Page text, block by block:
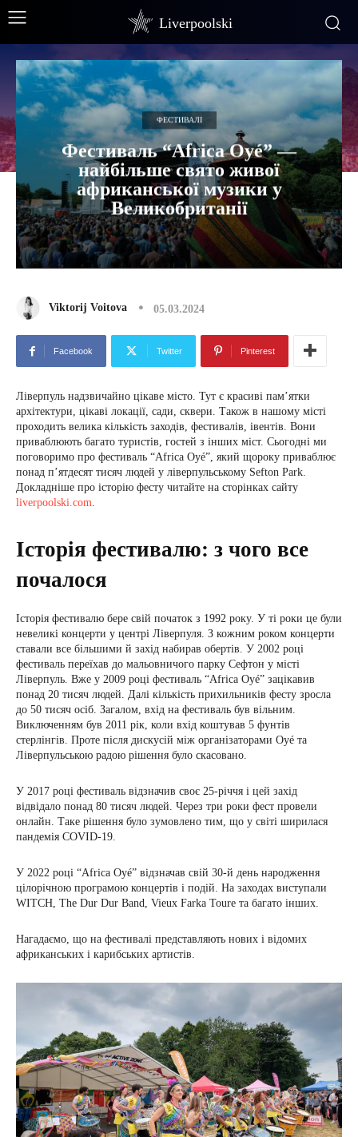
Liverpoolski
ФЕСТИВАЛІ
Фестиваль “Africa Oyé” —
найбільше свято живої
африканської музики у
Великобританії
Viktorij Voitova 05.03.2024
Facebook Twitter Pinterest
Ліверпуль надзвичайно цікаве місто. Тут є красиві пам’ятки
архітектури, цікаві локації, сади, сквери. Також в нашому місті
проходить велика кількість заходів, фестивалів, івентів. Вони
приваблюють багато туристів, гостей з інших міст. Сьогодні ми
поговоримо про фестиваль “Africa Oyé”, який щороку приваблює
понад п’ятдесят тисяч людей у ліверпульському Sefton Park.
Докладніше про історію фесту читайте на сторінках сайту
liverpoolski.com.
Історія фестивалю: з чого все
почалося
Історія фестивалю бере свій початок з 1992 року. У ті роки це були
невеликі концерти у центрі Ліверпуля. З кожним роком концерти
ставали все більшими й захід набирав обертів. У 2002 році
фестиваль переїхав до мальовничого парку Сефтон у місті
Ліверпуль. Вже у 2009 році фестиваль “Africa Oyé” зацікавив
понад 20 тисяч людей. Далі кількість прихильників фесту зросла
до 50 тисяч осіб. Загалом, вхід на фестиваль був вільним.
Виключенням був 2011 рік, коли вхід коштував 5 фунтів
стерлінгів. Проте після дискусій між організаторами Oyé та
Ліверпульською радою рішення було скасовано.
У 2017 році фестиваль відзначив своє 25-річчя і цей захід
відвідало понад 80 тисяч людей. Через три роки фест провели
онлайн. Таке рішення було зумовлено тим, що у світі ширилася
пандемія COVID-19.
У 2022 році “Africa Oyé” відзначав свій 30-й день народження
цілорічною програмою концертів і подій. На заходах виступали
WITCH, The Dur Dur Band, Vieux Farka Toure та багато інших.
Нагадаємо, що на фестивалі представляють нових і відомих
африканських і карибських артистів.